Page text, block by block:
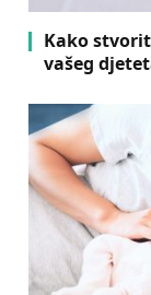
Kako
vašeg